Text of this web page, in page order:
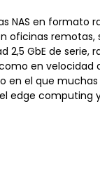
NAS en
remotas,
GbE de serie,
en velocidad
en el que
edge computing